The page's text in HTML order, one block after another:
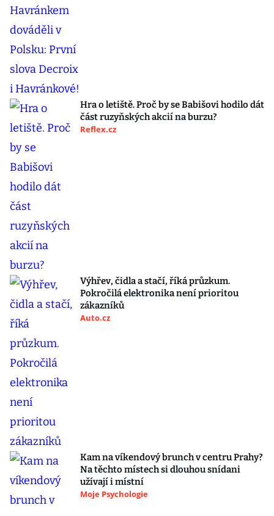
Hra o letiště. Proč by se Babišovi hodilo dát
část ruzyňských akcií na burzu?
Reflex.cz
Výhřev, čidla a stačí, říká průzkum.
Pokročilá elektronika není prioritou
zákazníků
Auto.cz
Kam na víkendový brunch v centru Prahy?
Na těchto místech si dlouhou snídani
užívají i místní
Moje Psychologie